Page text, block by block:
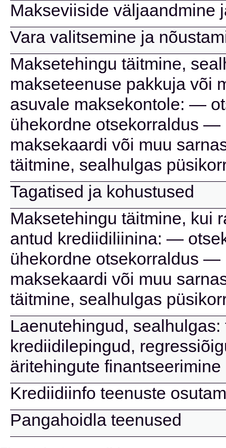
Makseviiside väljaandmine
Vara valitsemine ja
Maksetehingu täitmine,
makseteenuse pakkuja või
asuvale maksekontole: —
ühekordne otsekorraldus —
maksekaardi või muu
täitmine, sealhulgas
Tagatised ja kohustused
Maksetehingu täitmine, kui
antud krediidiliinina: —
ühekordne otsekorraldus —
maksekaardi või muu
täitmine, sealhulgas
Laenutehingud,
krediidilepingud,
äritehingute
Krediidiinfo teenuste
Pangahoidla teenused